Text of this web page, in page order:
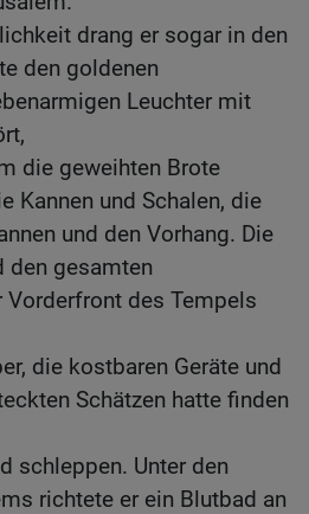
drang er sogar in den
den goldenen
Leuchter mit
die geweihten Brote
Kannen und Schalen, die
und den Vorhang. Die
den gesamten
des Tempels
die kostbaren Geräte und
Schätzen hatte finden
schleppen. Unter den
richtete er ein Blutbad an